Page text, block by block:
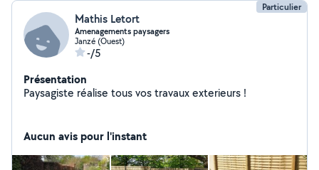
Particulier
Mathis Letort
Amenagements paysagers
Janzé (Ouest)
-/5
Présentation
Paysagiste réalise tous vos travaux exterieurs !
Aucun avis pour l'instant